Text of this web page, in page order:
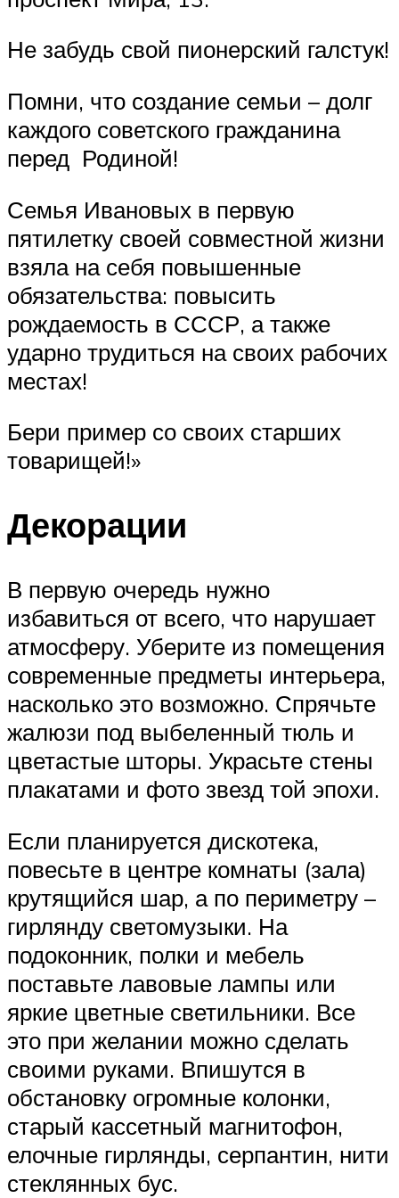
Не забудь свой пионерский галстук!
Помни, что создание семьи – долг
каждого советского гражданина
перед Родиной!
Семья Ивановых в первую
пятилетку своей совместной жизни
взяла на себя повышенные
обязательства: повысить
рождаемость в СССР, а также
ударно трудиться на своих рабочих
местах!
Бери пример со своих старших
товарищей!»
Декорации
В первую очередь нужно
избавиться от всего, что нарушает
атмосферу. Уберите из помещения
современные предметы интерьера,
насколько это возможно. Спрячьте
жалюзи под выбеленный тюль и
цветастые шторы. Украсьте стены
плакатами и фото звезд той эпохи.
Если планируется дискотека,
повесьте в центре комнаты (зала)
крутящийся шар, а по периметру –
гирлянду светомузыки. На
подоконник, полки и мебель
поставьте лавовые лампы или
яркие цветные светильники. Все
это при желании можно сделать
своими руками. Впишутся в
обстановку огромные колонки,
старый кассетный магнитофон,
елочные гирлянды, серпантин, нити
стеклянных бус.